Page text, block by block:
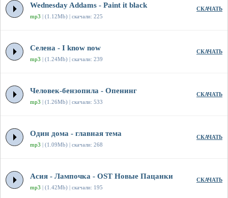
Wednesday Addams - Paint it black
mp3 | (1.12Mb) | скачали: 225
СКАЧАТЬ
Селена - I know now
mp3 | (1.24Mb) | скачали: 239
СКАЧАТЬ
Человек-бензопила - Опенинг
mp3 | (1.26Mb) | скачали: 533
СКАЧАТЬ
Один дома - главная тема
mp3 | (1.09Mb) | скачали: 268
СКАЧАТЬ
Асия - Лампочка - OST Новые Пацанки
mp3 | (1.42Mb) | скачали: 195
СКАЧАТЬ